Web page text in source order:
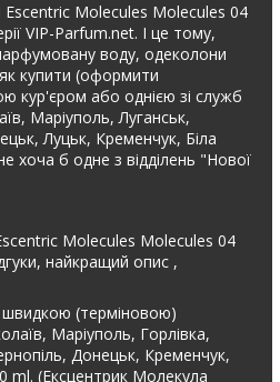
Escentric Molecules Molecules 04
VIP-Parfum.net. І це тому,
воду, одеколони
купити (оформити
кур'єром або однією зі служб
Маріуполь, Луганськ,
Луцьк, Кременчук, Біла
хоча б одне з відділень "Нової
Molecules Molecules 04
найкращий опис ,
швидкою (терміновою)
Маріуполь, Горлівка,
Донецьк, Кременчук,
ml. (Ексцентрик Молекула